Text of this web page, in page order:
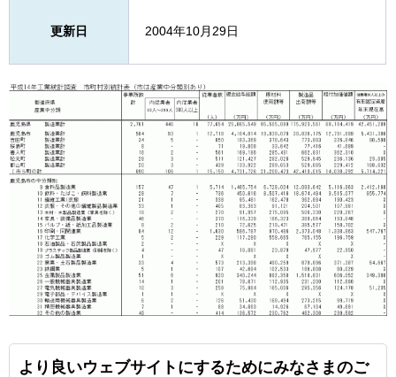
更新日 2004年10月29日
より良いウェブサイトにするためにみなさまのご